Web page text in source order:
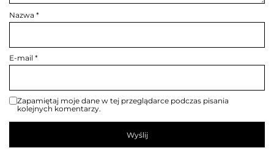
Nazwa *
E-mail *
Zapamiętaj moje dane w tej przeglądarce podczas pisania
kolejnych komentarzy.